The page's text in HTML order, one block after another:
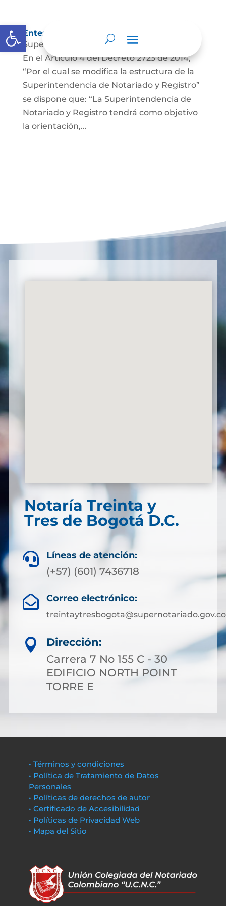
Abrir barra de herramientas
Entes y autoridades que lo vigilan
Superintendencia de Notariado y Registro
En el Artículo 4 del Decreto 2723 de 2014,
“Por el cual se modifica la estructura de la
Superintendencia de Notariado y Registro”
se dispone que: “La Superintendencia de
Notariado y Registro tendrá como objetivo
la orientación,...
Notaría Treinta y
Tres de Bogotá D.C.
 Líneas de atención:
(+57) (601) 7436718
 Correo electrónico:
treintaytresbogota@supernotariado.gov.co

Dirección:
Carrera 7 No 155 C - 30
EDIFICIO NORTH POINT
TORRE E
• Términos y condiciones
• Política de Tratamiento de Datos
Personales
• Políticas de derechos de autor
• Certificado de Accesibilidad
• Políticas de Privacidad Web
• Mapa del Sitio